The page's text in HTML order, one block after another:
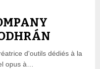
d'outils dédiés à la
opus à…